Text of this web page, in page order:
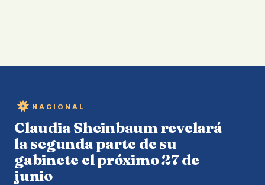
NACIONAL
Claudia Sheinbaum revelará
la segunda parte de su
gabinete el próximo 27 de
junio